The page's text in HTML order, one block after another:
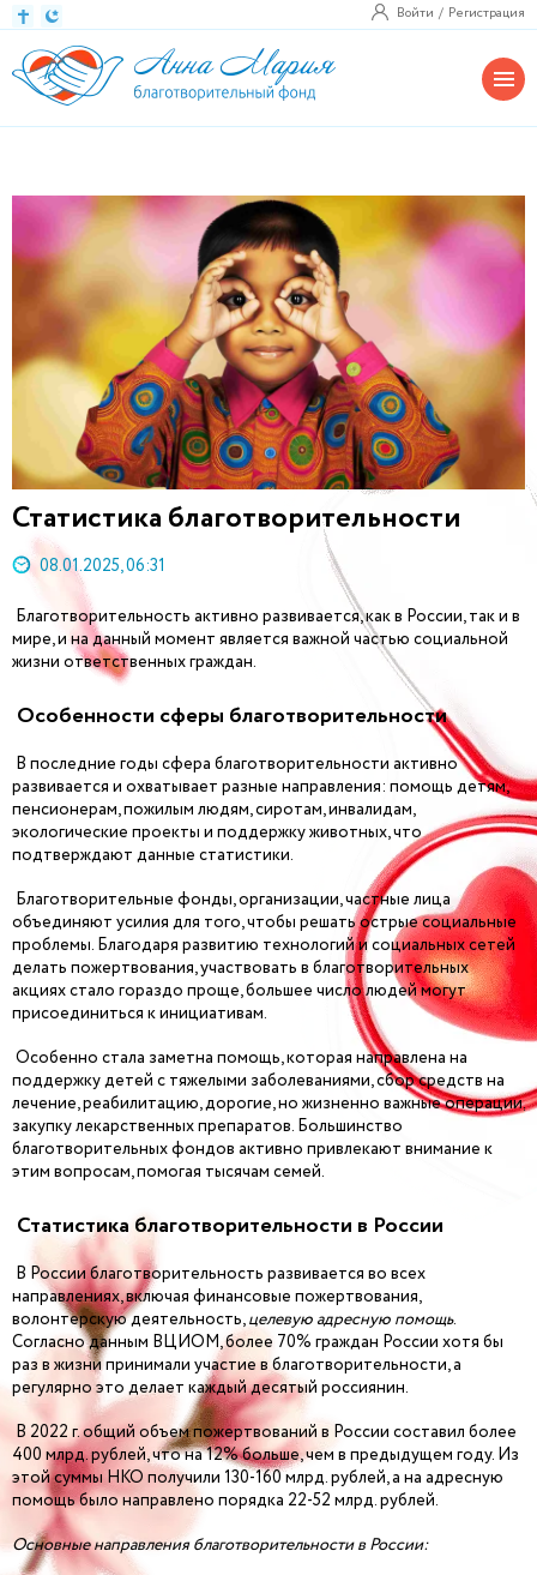
Войти Регистрация
Статистика благотворительности
08.01.2025, 06:31
Благотворительность активно развивается, как в России, так и в
мире, и на данный момент является важной частью социальной
жизни ответственных граждан.
Особенности сферы благотворительности
В последние годы сфера благотворительности активно
развивается и охватывает разные направления: помощь детям,
пенсионерам, пожилым людям, сиротам, инвалидам,
экологические проекты и поддержку животных, что
подтверждают данные статистики.
Благотворительные фонды, организации, частные лица
объединяют усилия для того, чтобы решать острые социальные
проблемы. Благодаря развитию технологий и социальных сетей
делать пожертвования, участвовать в благотворительных
акциях стало гораздо проще, большее число людей могут
присоединиться к инициативам.
Особенно стала заметна помощь, которая направлена на
поддержку детей с тяжелыми заболеваниями, сбор средств на
лечение, реабилитацию, дорогие, но жизненно важные операции,
закупку лекарственных препаратов. Большинство
благотворительных фондов активно привлекают внимание к
этим вопросам, помогая тысячам семей.
Статистика благотворительности в России
В России благотворительность развивается во всех
направлениях, включая финансовые пожертвования,
волонтерскую деятельность,целевую адресную помощь.
Согласно данным ВЦИОМ, более 70% граждан России хотя бы
раз в жизни принимали участие в благотворительности, а
регулярно это делает каждый десятый россиянин.
В 2022 г. общий объем пожертвований в России составил более
400 млрд. рублей, что на 12% больше, чем в предыдущем году. Из
этой суммы НКО получили 130-160 млрд. рублей, а на адресную
помощь было направлено порядка 22-52 млрд. рублей.
Основные направления благотворительности в России: